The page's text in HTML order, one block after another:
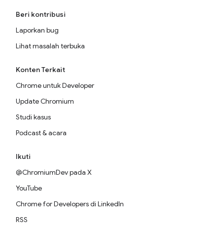
Beri kontribusi
Laporkan bug
Lihat masalah terbuka
Konten Terkait
Chrome untuk Developer
Update Chromium
Studi kasus
Podcast & acara
Ikuti
@ChromiumDev pada X
YouTube
Chrome for Developers di LinkedIn
RSS